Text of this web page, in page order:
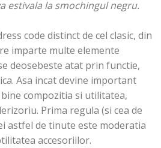
estivala la smochingul negru.
code distinct de cel clasic, din
imparte multe elemente
deosebeste atat prin functie,
Asa incat devine important
compozitia si utilitatea,
Prima regula (si cea de
astfel de tinute este moderatia
accesoriilor.